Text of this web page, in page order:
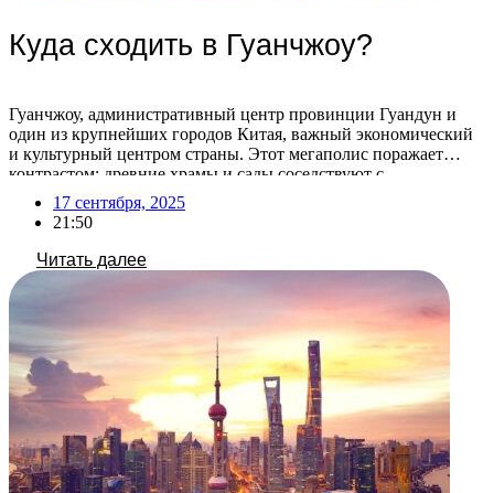
Куда сходить в Гуанчжоу?
Гуанчжоу, административный центр провинции Гуандун и
один из крупнейших городов Китая, важный экономический
и культурный центром страны. Этот мегаполис поражает
контрастом: древние храмы и сады соседствуют с
ультрасовременными небоскребами. Гуанчжоу также известен
как центр оптовой торговли, где можно найти практически
любой товар с маркировкой «Сделано в Китае». Помимо
оживленных торговых улиц, город предлагает множество
парков, […]
17 сентября, 2025
21:50
Читать далее